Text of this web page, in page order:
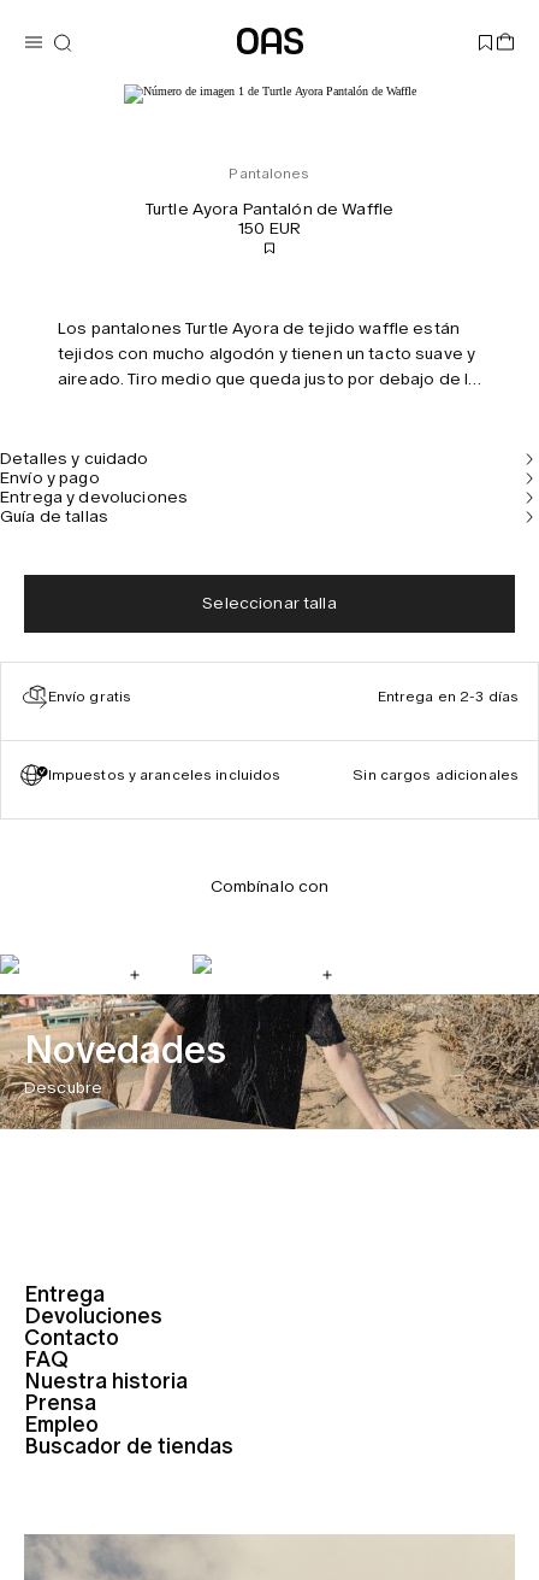
Pantalones
Turtle Ayora Pantalón de Waffle
150 EUR
Los pantalones Turtle Ayora de tejido waffle están
tejidos con mucho algodón y tienen un tacto suave y
aireado. Tiro medio que queda justo por debajo de la
Detalles y cuidado
Envío y pago
Entrega y devoluciones
Guía de tallas
Seleccionar talla
Envío gratis Entrega en 2-3 días
Impuestos y aranceles incluidos Sin cargos adicionales
Combínalo con
Novedades
Descubre
Entrega
Devoluciones
Contacto
FAQ
Nuestra historia
Prensa
Empleo
Buscador de tiendas